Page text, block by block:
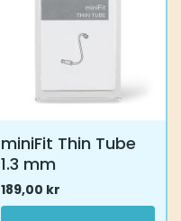
miniFit Thin Tube
1.3 mm
189,00 kr